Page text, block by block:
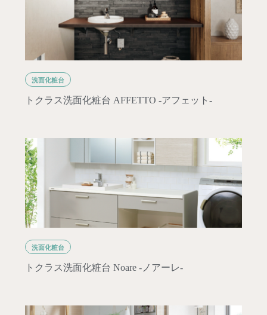
洗面化粧台
トクラス洗面化粧台 AFFETTO -アフェット-
洗面化粧台
トクラス洗面化粧台 Noare -ノアーレ-